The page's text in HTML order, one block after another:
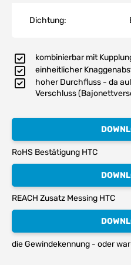
Dichtung:
kombinierbar mit
einheitlicher
hoher Durchfluss - da
Verschluss
RoHS Bestätigung HTC
REACH Zusatz Messing HTC
die Gewindekennung - oder